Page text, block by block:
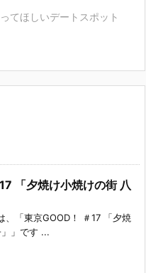
てほしいデートスポット
「夕焼け小焼けの街 八
、「東京GOOD！ ＃17 「夕焼
」です ...